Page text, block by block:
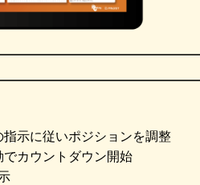
示に従いポジションを調整
カウントダウン開始